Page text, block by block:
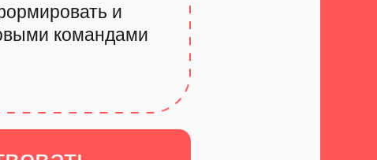
и
командами